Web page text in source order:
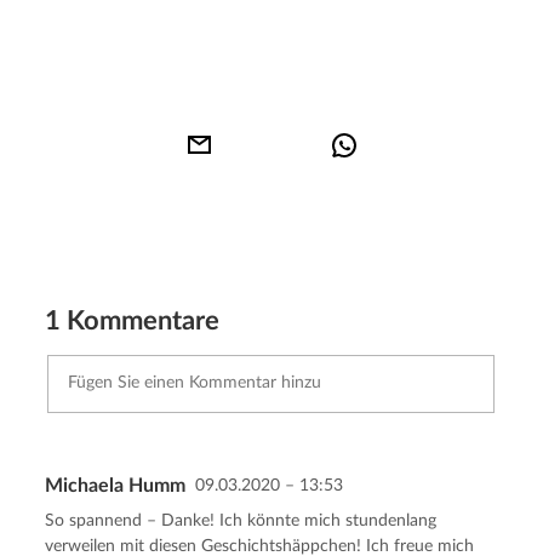
1 Kommentare
Abbrechen Kommentar senden
Michaela Humm 09.03.2020 – 13:53
So spannend – Danke! Ich könnte mich stundenlang
verweilen mit diesen Geschichtshäppchen! Ich freue mich